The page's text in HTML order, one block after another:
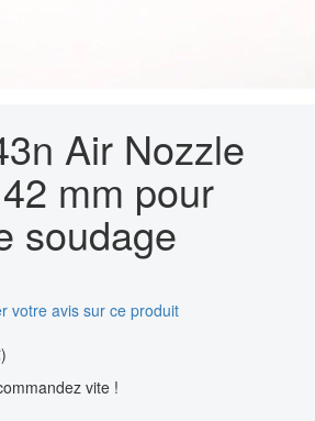
Air Nozzle
mm pour
soudage
votre avis sur ce produit
vite !